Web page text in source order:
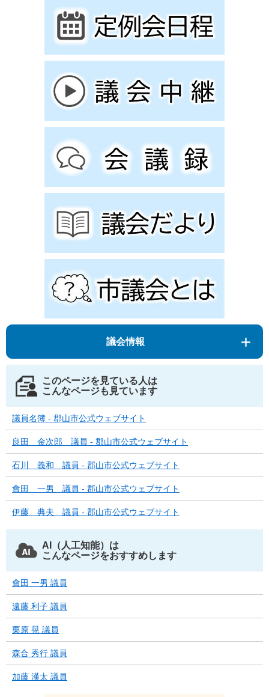
議会情報
このページを見ている人は
こんなページも見ています
議員名簿 - 郡山市公式ウェブサイト
良田 金次郎 議員 - 郡山市公式ウェブサイト
石川 義和 議員 - 郡山市公式ウェブサイト
會田 一男 議員 - 郡山市公式ウェブサイト
伊藤 典夫 議員 - 郡山市公式ウェブサイト
AI（人工知能）は
こんなページをおすすめします
會田 一男 議員
遠藤 利子 議員
栗原 晃 議員
森合 秀行 議員
加藤 漢太 議員